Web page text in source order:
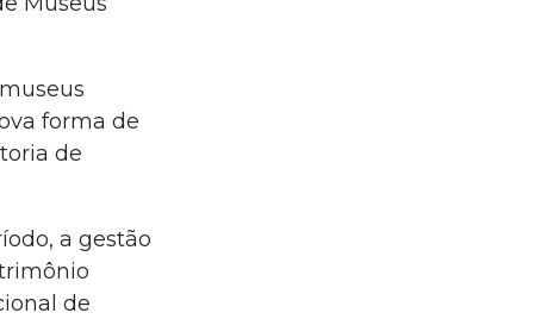
forma de
de
a gestão
de